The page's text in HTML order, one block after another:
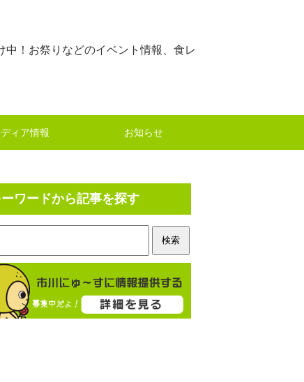
中！お祭りなどのイベント情報、食レ
ディア情報 お知らせ
ワードから記事を探す